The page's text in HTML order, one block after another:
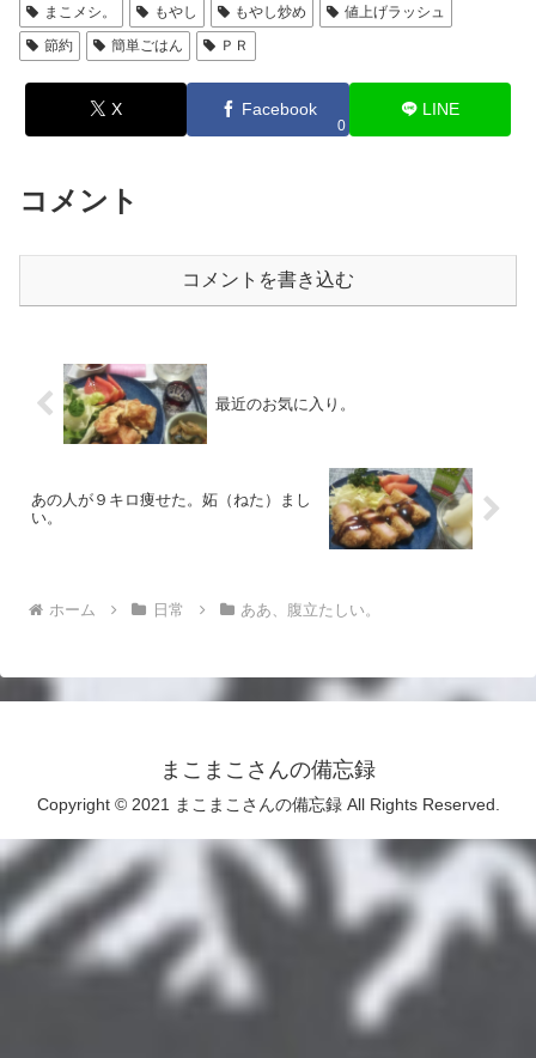
まこメシ。
もやし もやし炒め
値上げラッシュ
節約
簡単ごはん ＰＲ
X Facebook
0
LINE
コメント
コメントを書き込む
最近のお気に入り。
あの人が９キロ痩せた。妬（ねた）まし
い。
ホーム 日常 ああ、腹立たしい。
まこまこさんの備忘録
Copyright © 2021 まこまこさんの備忘録 All Rights Reserved.